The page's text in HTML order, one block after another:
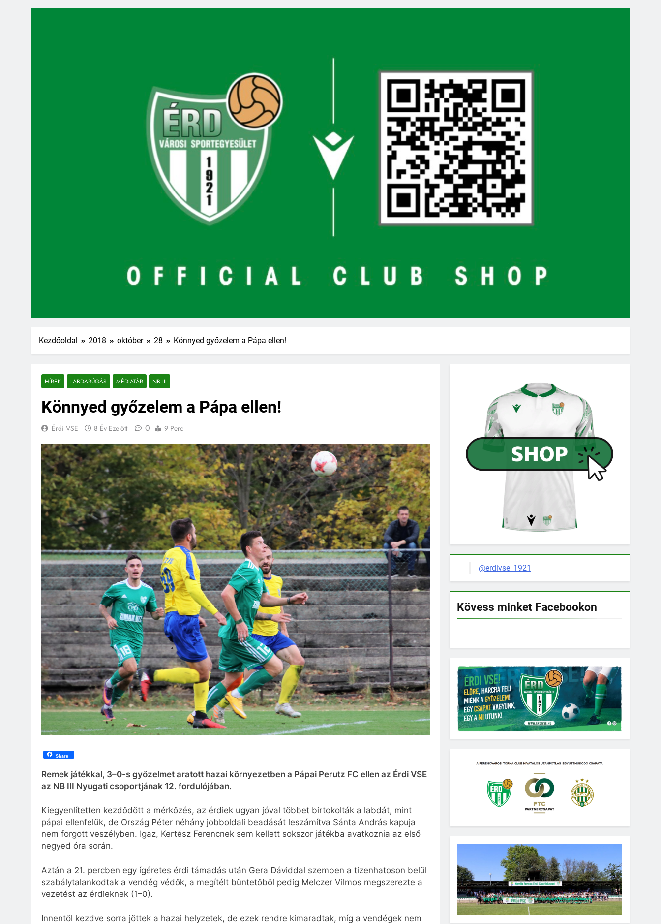
Kezdőoldal 2018 október 28 Könnyed győzelem a Pápa ellen!
HÍREK LABDARÚGÁS MÉDIATÁR NB III
Könnyed győzelem a Pápa ellen!
Érdi VSE 8 Év Ezelőtt 0 9 Perc
Share
Remek játékkal, 3–0-s győzelmet aratott hazai környezetben a Pápai Perutz FC ellen az Érdi VSE
az NB III Nyugati csoportjának 12. fordulójában.
Kiegyenlítetten kezdődött a mérkőzés, az érdiek ugyan jóval többet birtokolták a labdát, mint
pápai ellenfelük, de Ország Péter néhány jobboldali beadását leszámítva Sánta András kapuja
nem forgott veszélyben. Igaz, Kertész Ferencnek sem kellett sokszor játékba avatkoznia az első
negyed óra során.
Aztán a 21. percben egy ígéretes érdi támadás után Gera Dáviddal szemben a tizenhatoson belül
szabálytalankodtak a vendég védők, a megítélt büntetőből pedig Melczer Vilmos megszerezte a
vezetést az érdieknek (1–0).
Innentől kezdve sorra jöttek a hazai helyzetek, de ezek rendre kimaradtak, míg a vendégek nem
@erdivse_1921
Kövess minket Facebookon